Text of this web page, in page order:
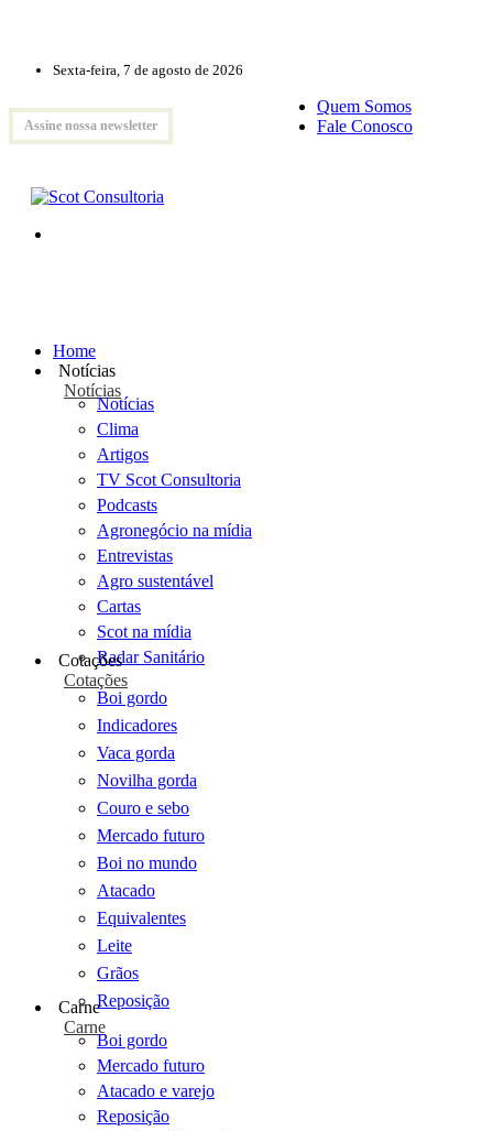
Sexta-feira, 7 de agosto de 2026
Assine nossa newsletter
Quem Somos
Fale Conosco
Home
Notícias
Notícias
Notícias
Clima
Artigos
TV Scot Consultoria
Podcasts
Agronegócio na mídia
Entrevistas
Agro sustentável
Cartas
Scot na mídia
Radar Sanitário
Cotações
Cotações
Boi gordo
Indicadores
Vaca gorda
Novilha gorda
Couro e sebo
Mercado futuro
Boi no mundo
Atacado
Equivalentes
Leite
Grãos
Reposição
Carne
Carne
Boi gordo
Mercado futuro
Atacado e varejo
Reposição